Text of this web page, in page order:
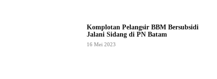
Komplotan Pelangsir BBM Bersubsidi
Jalani Sidang di PN Batam
16 Mei 2023